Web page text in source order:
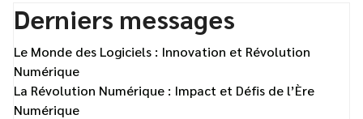
Derniers messages
Le Monde des Logiciels : Innovation et Révolution
Numérique
La Révolution Numérique : Impact et Défis de l’Ère
Numérique